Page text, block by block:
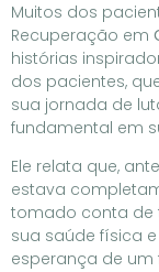
Muitos dos
Recuperação em
histórias
dos pacientes,
sua jornada de
fundamental em
Ele relata que,
estava
tomado conta de
sua saúde física
esperança de um